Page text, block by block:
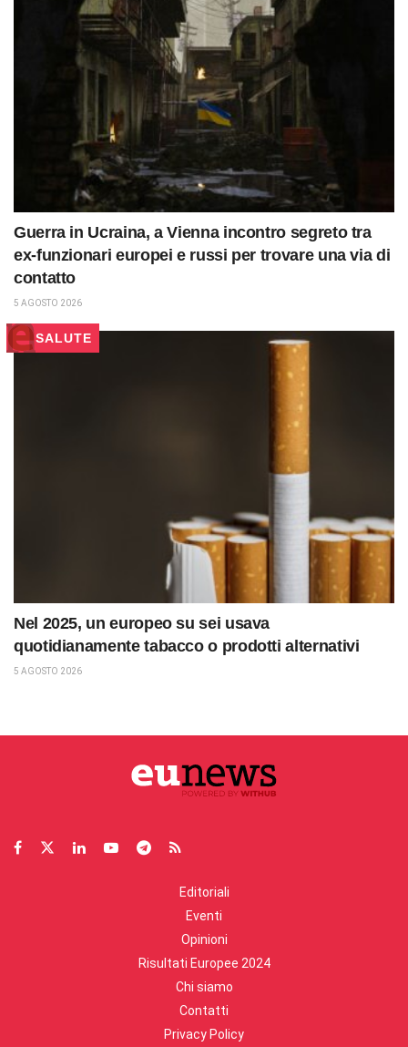
Guerra in Ucraina, a Vienna incontro segreto tra
ex-funzionari europei e russi per trovare una via di
contatto
5 AGOSTO 2026
SALUTE
Nel 2025, un europeo su sei usava
quotidianamente tabacco o prodotti alternativi
5 AGOSTO 2026
Editoriali
Eventi
Opinioni
Risultati Europee 2024
Chi siamo
Contatti
Privacy Policy